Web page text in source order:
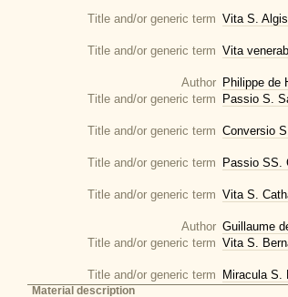
Title and/or generic term Vita S.
Title and/or generic term Vita
Author Philippe de
Title and/or generic term
Passio S.
Title and/or generic term Conversio
Title and/or generic term Passio SS.
Title and/or generic term Vita S.
Author Guillaume
Title and/or generic term Vita S.
Title and/or generic term Miracula S.
Material description